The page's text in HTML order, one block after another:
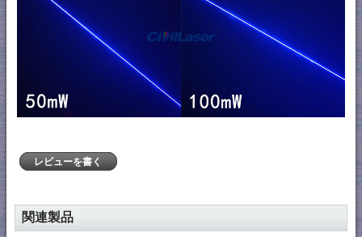
レビューを書く
関連製品